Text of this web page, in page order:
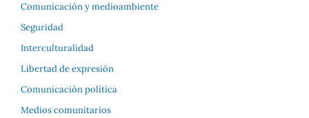
Comunicación y medioambiente
Seguridad
Interculturalidad
Libertad de expresión
Comunicación política
Medios comunitarios